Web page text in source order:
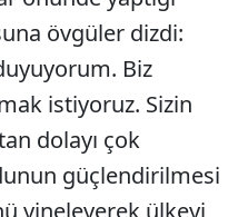
övgüler dizdi:
Biz
istiyoruz. Sizin
dolayı çok
güçlendirilmesi
yineleyerek ülkeyi